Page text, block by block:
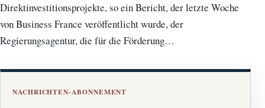
Direktinvestitionsprojekte, so ein Bericht, der letzte Woche
von Business France veröffentlicht wurde, der
Regierungsagentur, die für die Förderung…
NACHRICHTEN-ABONNEMENT